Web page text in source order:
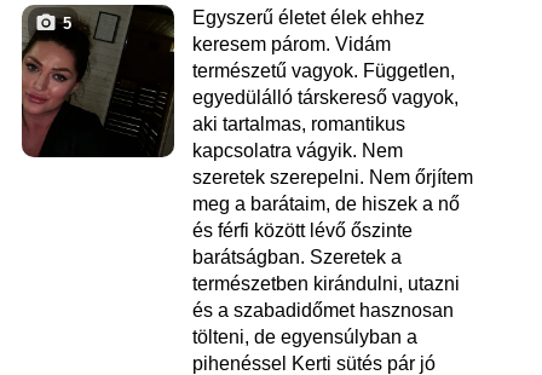
5
Egyszerű életet élek ehhez
keresem párom. Vidám
természetű vagyok. Független,
egyedülálló társkereső vagyok,
aki tartalmas, romantikus
kapcsolatra vágyik. Nem
szeretek szerepelni. Nem őrjítem
meg a barátaim, de hiszek a nő
és férfi között lévő őszinte
barátságban. Szeretek a
természetben kirándulni, utazni
és a szabadidőmet hasznosan
tölteni, de egyensúlyban a
pihenéssel Kerti sütés pár jó